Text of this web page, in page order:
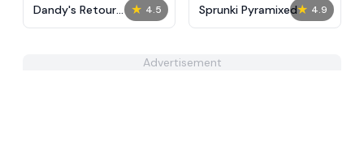
★ 4.5
Dandy's Retour
IncrediBox
★ 4.9
Sprunki Pyramixed
Advertisement